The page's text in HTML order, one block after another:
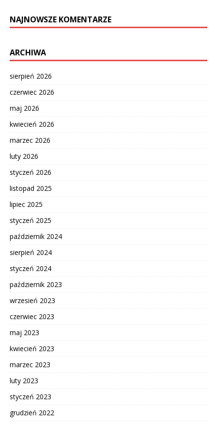
NAJNOWSZE KOMENTARZE
ARCHIWA
sierpień 2026
czerwiec 2026
maj 2026
kwiecień 2026
marzec 2026
luty 2026
styczeń 2026
listopad 2025
lipiec 2025
styczeń 2025
październik 2024
sierpień 2024
styczeń 2024
październik 2023
wrzesień 2023
czerwiec 2023
maj 2023
kwiecień 2023
marzec 2023
luty 2023
styczeń 2023
grudzień 2022